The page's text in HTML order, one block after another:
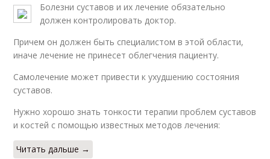
Болезни суставов и их лечение обязательно
должен контролировать доктор.
Причем он должен быть специалистом в этой области,
иначе лечение не принесет облегчения пациенту.
Самолечение может привести к ухудшению состояния
суставов.
Нужно хорошо знать тонкости терапии проблем суставов
и костей с помощью известных методов лечения:
Читать дальше →